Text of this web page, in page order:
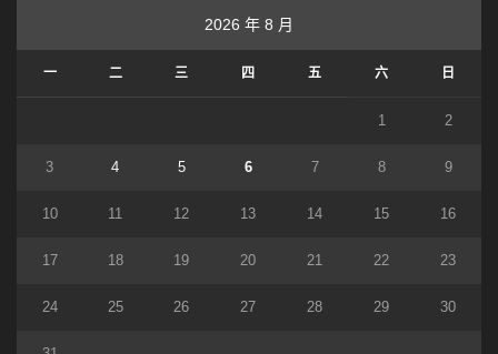
2026 年 8 月
一 二 三 四 五 六 日
1 2
3 4 5 6 7 8 9
10 11 12 13 14 15 16
17 18 19 20 21 22 23
24 25 26 27 28 29 30